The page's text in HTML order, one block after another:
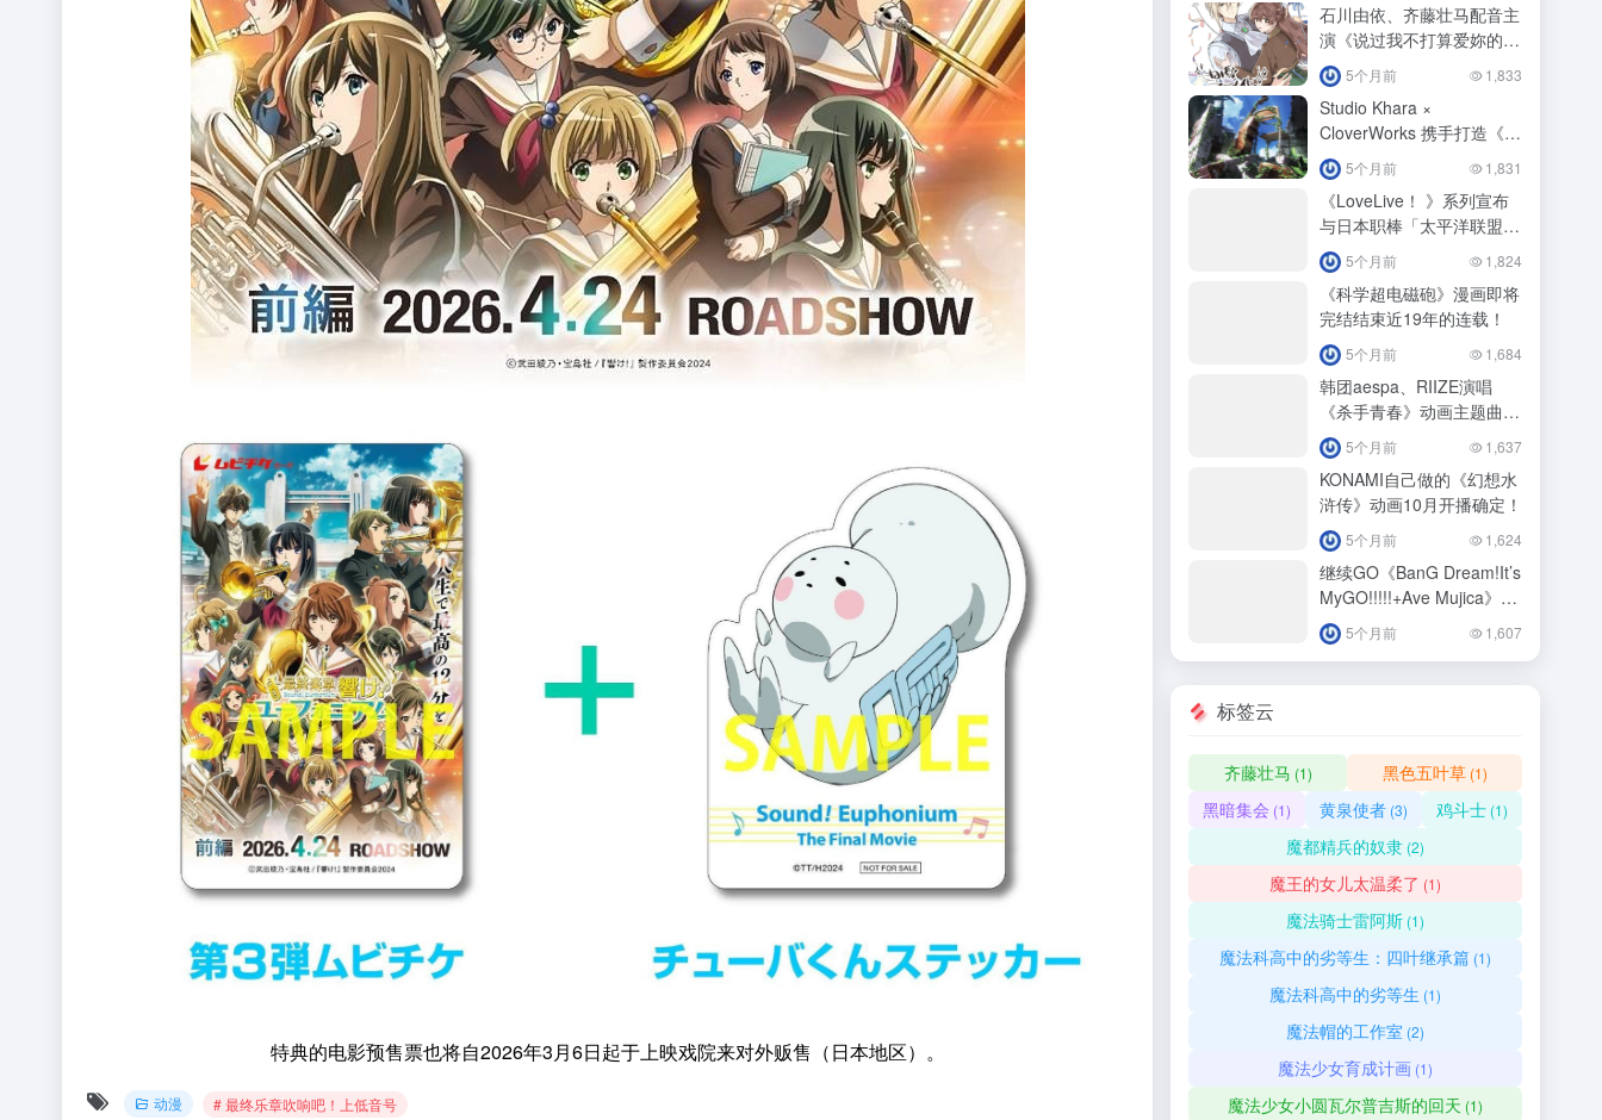
特典的电影预售票也将自2026年3月6日起于上映戏院来对外贩售（日本地区）。
动漫 # 最终乐章吹响吧！上低音号
石川由依、齐藤壮马配音主
演《说过我不打算爱妳的下
任公爵大人，不知为何竟然
对我溺爱有加》动画化！
5个月前 1,833
Studio Khara ×
CloverWorks 携手打造《福
音战士》新作释出特报影
像！
5个月前 1,831
《LoveLive！ 》系列宣布
与日本职棒「太平洋联盟6
球团」展开第3 波合作！
5个月前 1,824
《科学超电磁砲》漫画即将
完结结束近19年的连载！
5个月前 1,684
韩团aespa、RIIZE演唱
《杀手青春》动画主题曲
4/11正式播出！
5个月前 1,637
KONAMI自己做的《幻想水
浒传》动画10月开播确定！
5个月前 1,624
继续GO《BanG Dream!It’s
MyGO!!!!!+Ave Mujica》
2027年1月登场！
5个月前 1,607
标签云
齐藤壮马 (1) 黑色五叶草(1)
黑暗集会 (1) 黄泉使者 (3) 鸡斗士 (1)
魔都精兵的奴隶 (2)
魔王的女儿太温柔了 (1)
魔法骑士雷阿斯 (1)
魔法科高中的劣等生：四叶继承篇 (1)
魔法科高中的劣等生 (1)
魔法帽的工作室 (2)
魔法少女育成计画 (1)
魔法少女小圆瓦尔普吉斯的回天 (1)